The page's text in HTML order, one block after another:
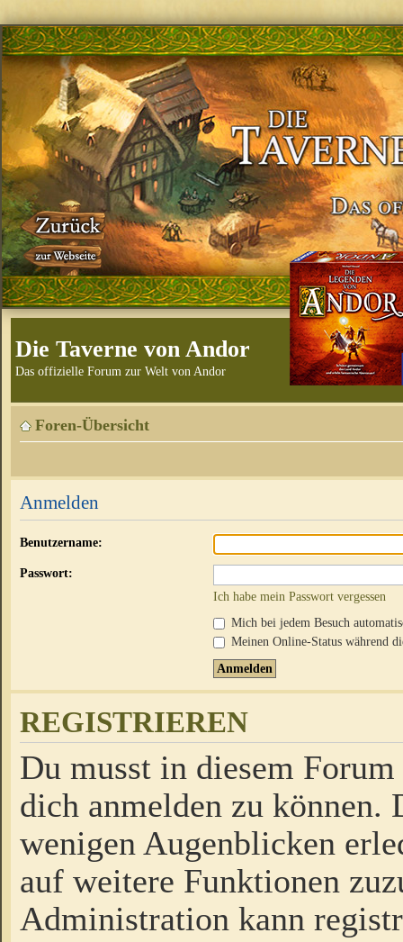
Die Taverne von Andor
Das offizielle Forum zur Welt von Andor
Foren-Übersicht
Anmelden
Benutzername:
Passwort:
Ich habe mein Passwort vergessen
Mich bei jedem Besuch
Meinen Online-Status während
REGISTRIEREN
Du musst in diesem
dich anmelden zu
wenigen Augenblicken
auf weitere Funktionen
Administration kann